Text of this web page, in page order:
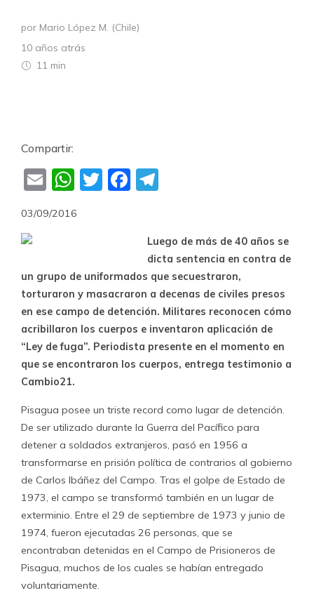
por Mario López M. (Chile)
10 años atrás
11 min
Compartir:
EmailWhatsApp
TwitterFacebook
03/09/2016
Luego de más de 40 años se
dicta sentencia en contra de
un grupo de uniformados que secuestraron,
torturaron y masacraron a decenas de civiles presos
en ese campo de detención. Militares reconocen cómo
acribillaron los cuerpos e inventaron aplicación de
“Ley de fuga”. Periodista presente en el momento en
que se encontraron los cuerpos, entrega testimonio a
Cambio21.
Pisagua posee un triste record como lugar de detención.
De ser utilizado durante la Guerra del Pacífico para
detener a soldados extranjeros, pasó en 1956 a
transformarse en prisión política de contrarios al gobierno
de Carlos Ibáñez del Campo. Tras el golpe de Estado de
1973, el campo se transformó también en un lugar de
exterminio. Entre el 29 de septiembre de 1973 y junio de
1974, fueron ejecutadas 26 personas, que se
encontraban detenidas en el Campo de Prisioneros de
Pisagua, muchos de los cuales se habían entregado
voluntariamente.